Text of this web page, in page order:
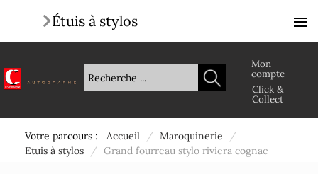
Mon
compte
Click &
Collect
Votre parcours : Accueil / Maroquinerie
/
Etuis à stylos
/ Grand fourreau stylo riviera cognac
Étuis à stylos ≡